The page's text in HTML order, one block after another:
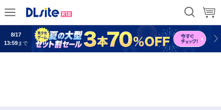
8/17
13:59
まで
8/17
13:59まで